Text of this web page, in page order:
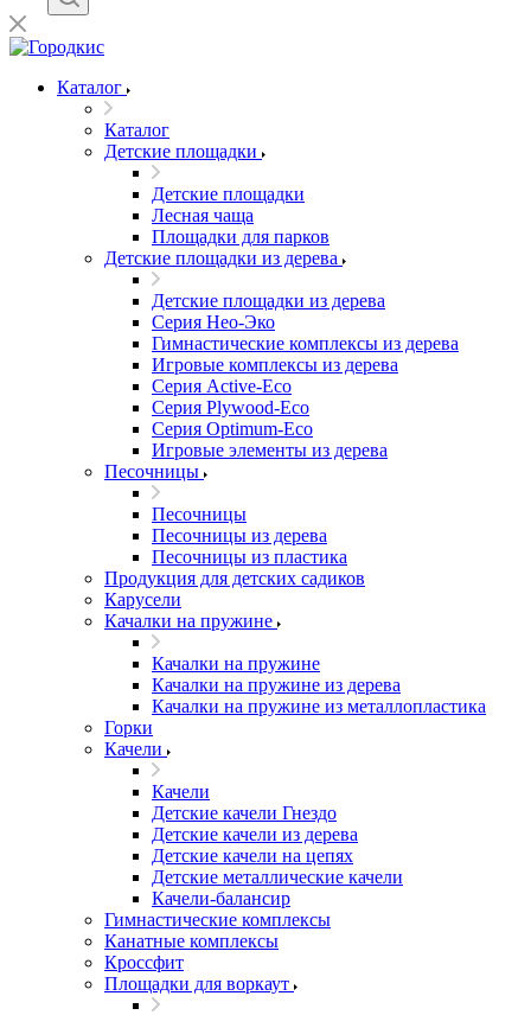
Каталог
Каталог
Детские площадки
Детские площадки
Лесная чаща
Площадки для парков
Детские площадки из дерева
Детские площадки из дерева
Серия Нео-Эко
Гимнастические комплексы из дерева
Игровые комплексы из дерева
Серия Active-Eco
Серия Plywood-Eco
Серия Оptimum-Еco
Игровые элементы из дерева
Песочницы
Песочницы
Песочницы из дерева
Песочницы из пластика
Продукция для детских садиков
Карусели
Качалки на пружине
Качалки на пружине
Качалки на пружине из дерева
Качалки на пружине из металлопластика
Горки
Качели
Качели
Детские качели Гнездо
Детские качели из дерева
Детские качели на цепях
Детские металлические качели
Качели-балансир
Гимнастические комплексы
Канатные комплексы
Кроссфит
Площадки для воркаут